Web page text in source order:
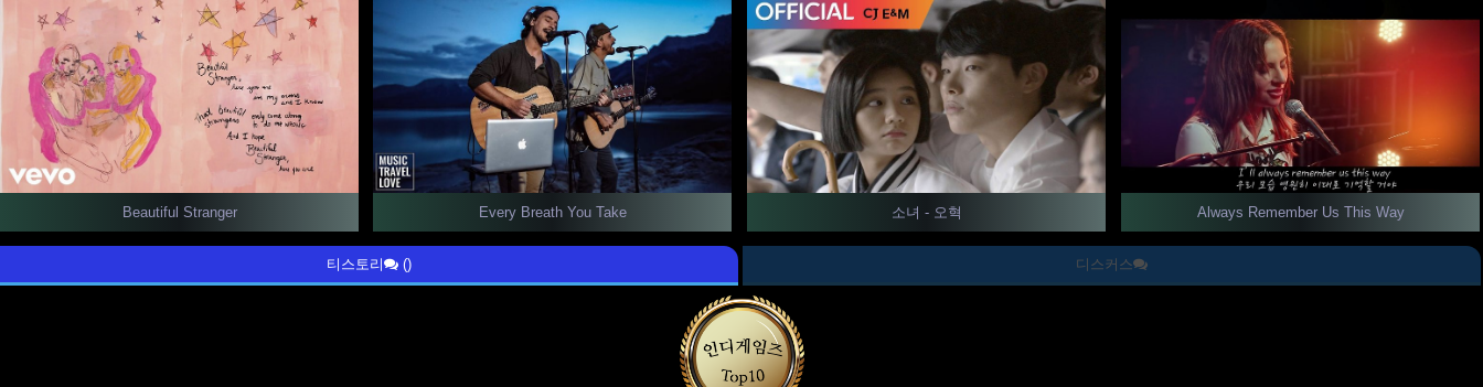
Beautiful Stranger Every Breath You Take 소녀 - 오혁 Always Remember Us This Way
티스토리 () 디스커스